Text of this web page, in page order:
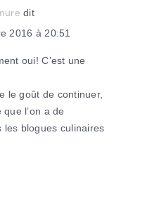
dit
2016 à 20:51
oui! C’est une
le goût de continuer,
l’on a de
les blogues culinaires